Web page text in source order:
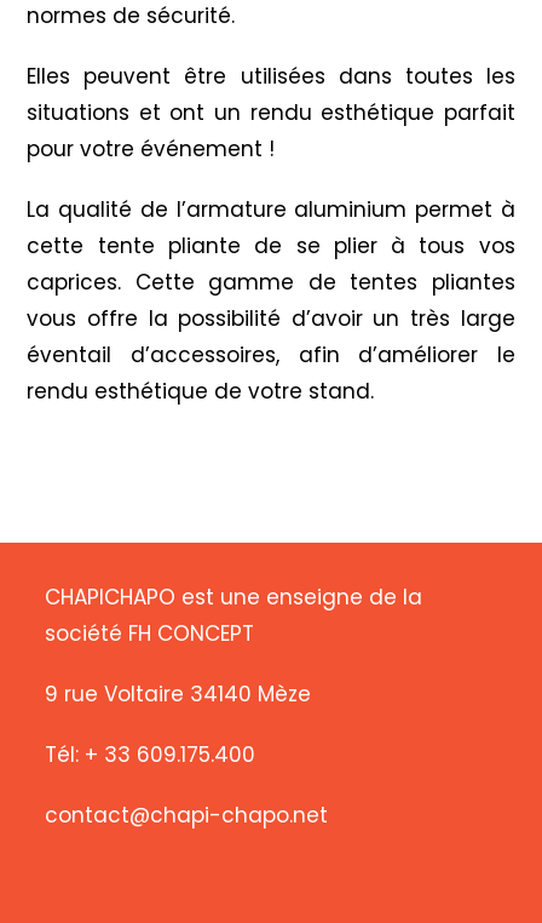
normes de sécurité.
Elles peuvent être utilisées dans toutes les
situations et ont un rendu esthétique parfait
pour votre événement !
La qualité de l’armature aluminium permet à
cette tente pliante de se plier à tous vos
caprices. Cette gamme de tentes pliantes
vous offre la possibilité d’avoir un très large
éventail d’accessoires, afin d’améliorer le
rendu esthétique de votre stand.
CHAPICHAPO est une enseigne de la
société FH CONCEPT
9 rue Voltaire 34140 Mèze
Tél: + 33 609.175.400
contact@chapi-chapo.net